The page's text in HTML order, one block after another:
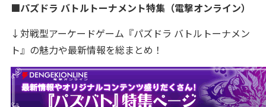
■パズドラ バトルトーナメント特集（電撃オンライン）
↓対戦型アーケードゲーム『パズドラ バトルトーナメン
ト』の魅力や最新情報を総まとめ！